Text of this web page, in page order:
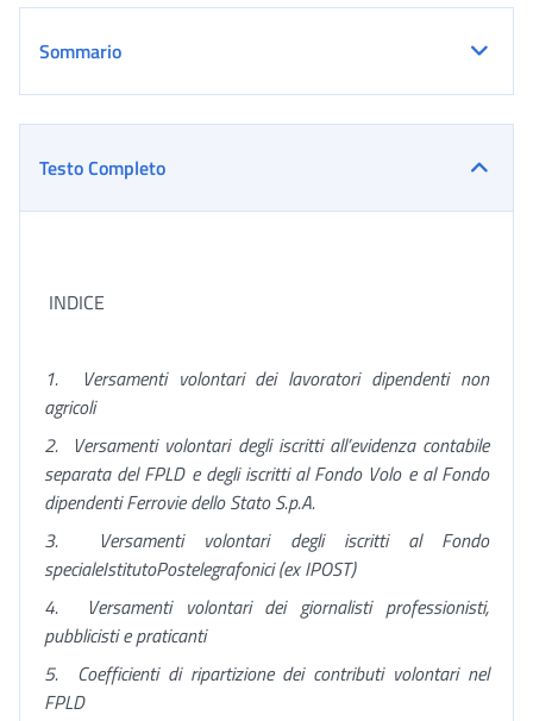
Sommario
Testo Completo
INDICE
1.
Versamenti volontari dei lavoratori dipendenti non
agricoli
2.
Versamenti volontari degli iscritti all’evidenza contabile
separata del FPLD e degli iscritti al Fondo Volo e al Fondo
dipendenti Ferrovie dello Stato S.p.A.
3.
Versamenti volontari degli iscritti al Fondo
specialeIstitutoPostelegrafonici (ex IPOST)
4.
Versamenti volontari dei giornalisti professionisti,
pubblicisti e praticanti
5. Coefficienti di ripartizione dei contributi volontari nel
FPLD